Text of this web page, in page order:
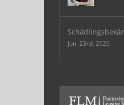
Juni 23rd, 2026